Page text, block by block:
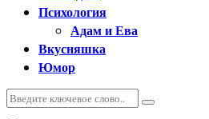
Психология
Адам и Ева
Вкусняшка
Юмор
Искать:
Поиск